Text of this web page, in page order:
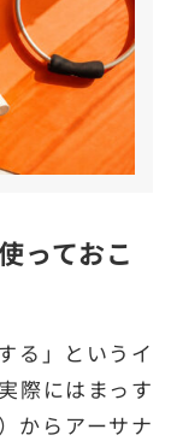
っておこ
る」というイ
際にはまっす
からアーサナ